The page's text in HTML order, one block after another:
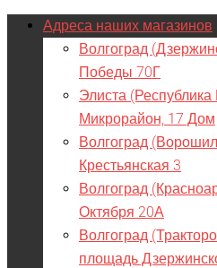
Адреса наших магазинов
Волгоград
Победы 70Г
Элиста
Микрорайон, 17 Дом
Волгоград
Крестьянская 3
Волгоград
Октября 20А
Волгоград
площадь